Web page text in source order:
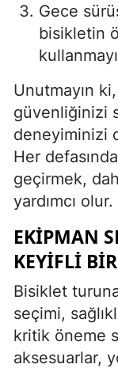
Gece
bisikletin
Unutmayın ki,
güvenliğinizi
deneyiminizi
Her
geçirmek,
yardımcı olur.
EKIPMAN
KEYIFLI
Bisiklet
seçimi,
kritik öneme
aksesuarlar,